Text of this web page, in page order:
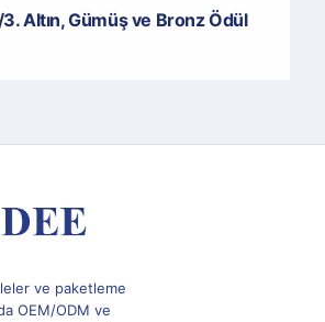
Altın, Gümüş ve Bronz Ödül
ve paketleme
OEM/ODM ve